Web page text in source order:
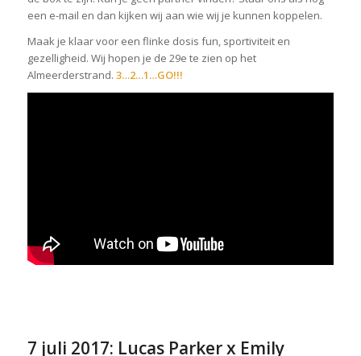
een e-mail en dan kijken wij aan wie wij je kunnen koppelen.
Maak je klaar voor een flinke dosis fun, sportiviteit en
gezelligheid. Wij hopen je de 29e te zien op het
Almeerderstrand. 3…2…1…GO!!!
7 juli 2017: Lucas Parker x Emily